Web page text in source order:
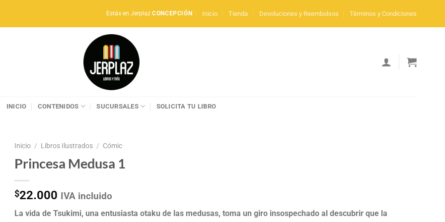
Estás en JerplazCONCEPCIÓN Inicio Tienda Devoluciones y Reembolsos Términos y Condiciones
INICIO CONTENIDOS SUCURSALES SOLICITA TU LIBRO
Inicio / Libros Ilustrados / Cómic
Princesa Medusa 1
$22.000 IVA incluido
La vida de Tsukimi, una entusiasta otaku de las medusas, toma un giro insospechado al descubrir que la